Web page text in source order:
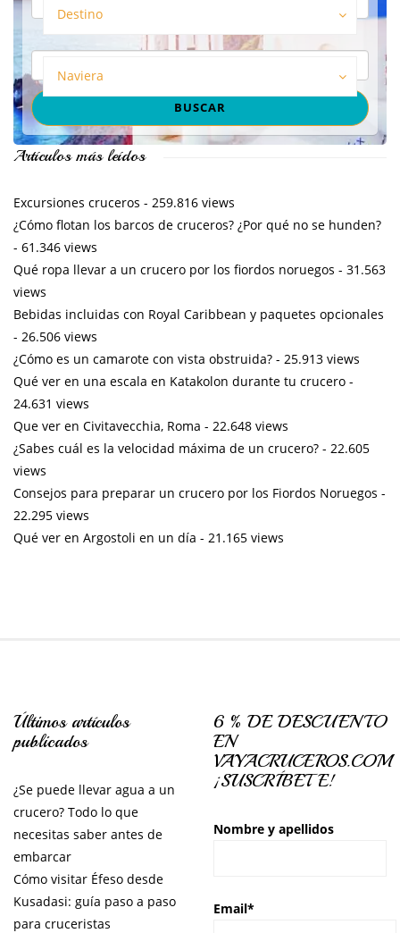
Destino
Naviera
Artículos más leídos
Excursiones cruceros - 259.816 views
¿Cómo flotan los barcos de cruceros? ¿Por qué no se hunden?
- 61.346 views
Qué ropa llevar a un crucero por los fiordos noruegos - 31.563
views
Bebidas incluidas con Royal Caribbean y paquetes opcionales
- 26.506 views
¿Cómo es un camarote con vista obstruida? - 25.913 views
Qué ver en una escala en Katakolon durante tu crucero -
24.631 views
Que ver en Civitavecchia, Roma - 22.648 views
¿Sabes cuál es la velocidad máxima de un crucero? - 22.605
views
Consejos para preparar un crucero por los Fiordos Noruegos -
22.295 views
Qué ver en Argostoli en un día - 21.165 views
Últimos artículos
publicados
¿Se puede llevar agua a un
crucero? Todo lo que
necesitas saber antes de
embarcar
Cómo visitar Éfeso desde
Kusadasi: guía paso a paso
para cruceristas
6 % DE DESCUENTO
EN
VAYACRUCEROS.COM
¡SUSCRÍBETE!
Nombre y apellidos
Email*